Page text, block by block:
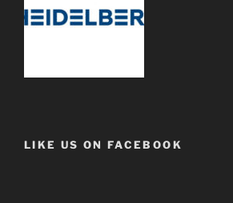
LIKE US ON FACEBOOK